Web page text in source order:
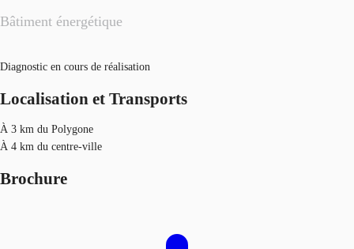
Bâtiment énergétique
Diagnostic en cours de réalisation
Localisation et Transports
À 3 km du Polygone
À 4 km du centre-ville
Brochure